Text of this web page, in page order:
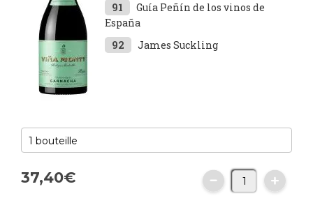
91
Guía Peñín de los vinos de
España
92
James Suckling
37,40€